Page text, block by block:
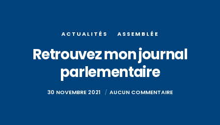
ACTUALITÉS ASSEMBLÉE
Retrouvez mon journal
parlementaire
30 NOVEMBRE 2021 AUCUN COMMENTAIRE